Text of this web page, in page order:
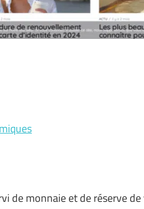
de monnaie et de réserve